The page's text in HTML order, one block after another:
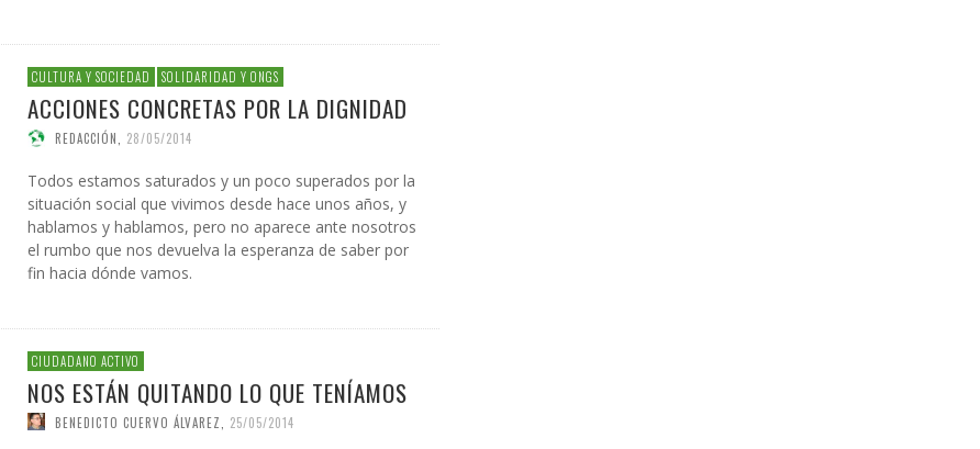
CULTURA Y SOCIEDAD SOLIDARIDAD Y ONGS
ACCIONES CONCRETAS POR LA DIGNIDAD
REDACCIÓN 28/05/2014
Todos estamos saturados y un poco superados por la
situación social que vivimos desde hace unos años, y
hablamos y hablamos, pero no aparece ante nosotros
el rumbo que nos devuelva la esperanza de saber por
fin hacia dónde vamos.
CIUDADANO ACTIVO
NOS ESTÁN QUITANDO LO QUE TENÍAMOS
BENEDICTO CUERVO ÁLVAREZ 25/05/2014